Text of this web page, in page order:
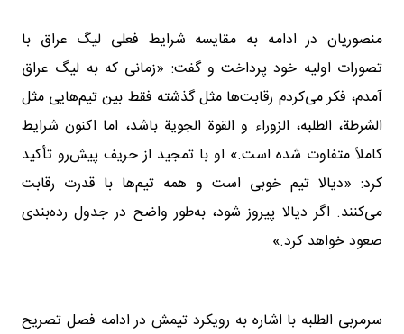
منصوریان در ادامه به مقایسه شرایط فعلی لیگ عراق با
تصورات اولیه خود پرداخت و گفت: «زمانی که به لیگ عراق
آمدم، فکر می‌کردم رقابت‌ها مثل گذشته فقط بین تیم‌هایی مثل
الشرطة، الطلبه، الزوراء و القوة الجویة باشد، اما اکنون شرایط
کاملاً متفاوت شده است.» او با تمجید از حریف پیش‌رو تأکید
کرد: «دیالا تیم خوبی است و همه تیم‌ها با قدرت رقابت
می‌کنند. اگر دیالا پیروز شود، به‌طور واضح در جدول رده‌بندی
صعود خواهد کرد.»
سرمربی الطلبه با اشاره به رویکرد تیمش در ادامه فصل تصریح